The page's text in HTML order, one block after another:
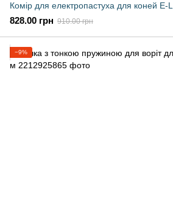
Комір для електропастуха для коней
828.00 грн 910.00 грн
−9%